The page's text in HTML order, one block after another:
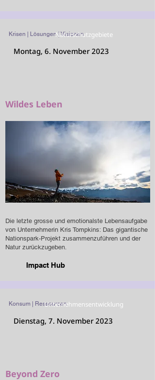
Krisen | Lösungen | VisionenNaturschutzgebiete
Montag, 6. November 2023
Wildes Leben
Die letzte grosse und emotionalste Lebensaufgabe
von Unternehmerin Kris Tompkins: Das gigantische
Nationspark-Projekt zusammenzuführen und der
Natur zurückzugeben.
Impact Hub
Konsum | RessourcenUnternehmensentwicklung
Dienstag, 7. November 2023
Beyond Zero